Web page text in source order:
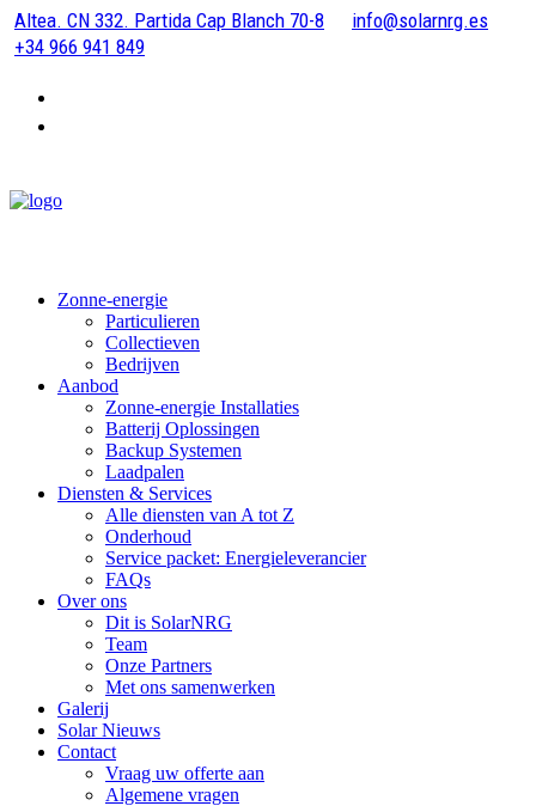
Altea. CN 332. Partida Cap Blanch 70-8
info@solarnrg.es
+34 966 941 849
Zonne-energie
Particulieren
Collectieven
Bedrijven
Aanbod
Zonne-energie Installaties
Batterij Oplossingen
Backup Systemen
Laadpalen
Diensten & Services
Alle diensten van A tot Z
Onderhoud
Service packet: Energieleverancier
FAQs
Over ons
Dit is SolarNRG
Team
Onze Partners
Met ons samenwerken
Galerij
Solar Nieuws
Contact
Vraag uw offerte aan
Algemene vragen